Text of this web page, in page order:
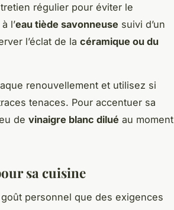
régulier pour éviter le
l’eau tiède savonneuse suivi d’un
l’éclat de la céramique ou du
renouvellement et utilisez si
tenaces. Pour accentuer sa
de vinaigre blanc dilué au moment
sa cuisine
personnel que des exigences